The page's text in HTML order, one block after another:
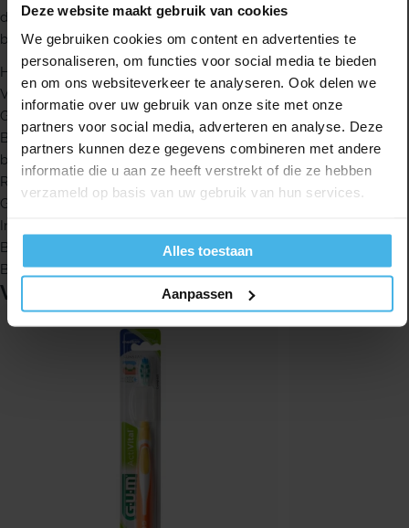
Deze website maakt gebruik van cookies
We gebruiken cookies om content en advertenties te
personaliseren, om functies voor social media te bieden
en om ons websiteverkeer te analyseren. Ook delen we
informatie over uw gebruik van onze site met onze
partners voor social media, adverteren en analyse. Deze
partners kunnen deze gegevens combineren met andere
informatie die u aan ze heeft verstrekt of die ze hebben
verzameld op basis van uw gebruik van hun services.
Alles toestaan
Aanpassen
deze uit de borstel verwijderen. De batterij kan eenvoudig uit de
borstel gehaald worden om te recyclen.
Handtandenborstel met pulserende werking
Vibrerende, flexibele MicroPulse borstelharen
Gele MicroPulse borstelharen komen optimaal tussen de tanden
Borstelharen blijven langer tussen de tanden dan normale
borstelharen
Rubberen haren helpen voedselrestjes en plak te verwijderen
Gespleten borstelkop volgt de contouren van het gebit
Inclusief 1 Duracell batterij
Batterij is niet vervangbaar
Batterij is eenvoudig te verwijderen voor recycling
Vergelijkbare producten